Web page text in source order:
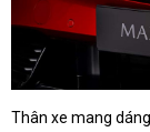
Thân xe mang